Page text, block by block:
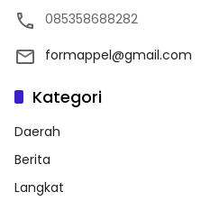
085358688282
formappel@gmail.com
Kategori
Daerah
Berita
Langkat